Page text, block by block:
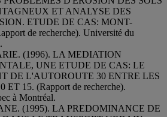
ET ANALYSE DES
ETUDE DE CAS: MONT-
de recherche). Université du
(1996). LA MEDIATION
UNE ETUDE DE CAS: LE
DE L'AUTOROUTE 30 ENTRE LES
ET 15. (Rapport de recherche).
à Montréal.
(1995). LA PREDOMINANCE DE